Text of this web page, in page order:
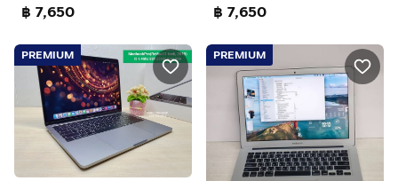
฿ 7,650 ฿ 7,650
PREMIUM PREMIUM